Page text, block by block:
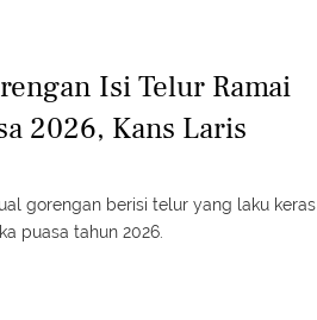
Isi Telur Ramai
2026, Kans Laris
gorengan berisi telur yang laku keras
puasa tahun 2026.